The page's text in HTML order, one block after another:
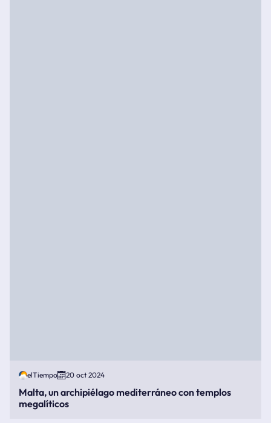
elTiempo 20 oct 2024
Malta, un archipiélago mediterráneo con templos
megalíticos